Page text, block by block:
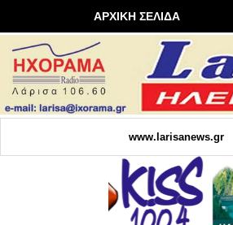
ΑΡΧΙΚΗ ΣΕΛΙΔΑ
www.larisanews.gr